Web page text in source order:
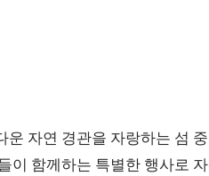
자연 경관을 자랑하는 섬
이 함께하는 특별한 행사로